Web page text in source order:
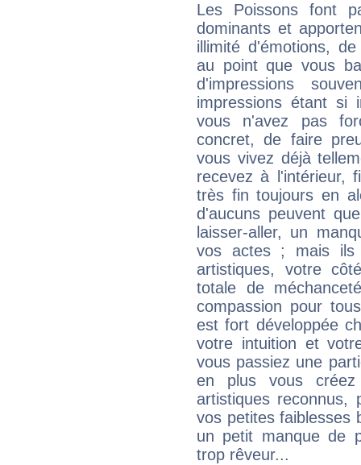
Les Poissons font
dominants et
illimité d'émotions,
au point que vous
d'impressions
impressions étant si
vous n'avez pas
concret, de faire
vous vivez déjà
recevez à l'intérieur,
très fin toujours en
d'aucuns peuvent
laisser-aller, un
vos actes ; mais ils
artistiques, votre
totale de
compassion pour
est fort développée
votre intuition et
vous passiez une
en plus vous
artistiques reconnus,
vos petites faiblesses
un petit manque de
trop rêveur...